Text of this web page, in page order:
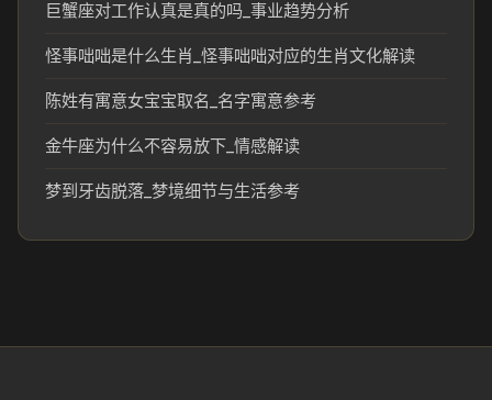
巨蟹座对工作认真是真的吗_事业趋势分析
怪事咄咄是什么生肖_怪事咄咄对应的生肖文化解读
陈姓有寓意女宝宝取名_名字寓意参考
金牛座为什么不容易放下_情感解读
梦到牙齿脱落_梦境细节与生活参考